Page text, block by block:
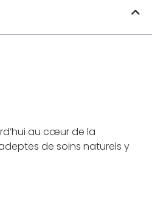
au cœur de la
de soins naturels y